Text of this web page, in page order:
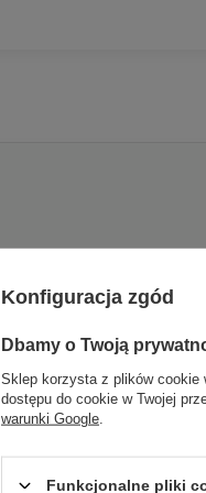
Skorzystaj z
Konfiguracja zgód
Dbamy o Twoją
Sklep korzysta z plików cookie
dostępu do cookie w Twojej
warunki Google
Funkcjonalne pliki